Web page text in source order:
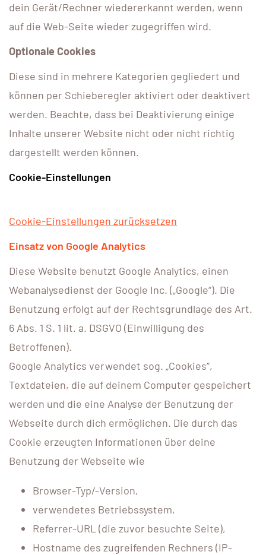
dein Gerät/Rechner wiedererkannt werden, wenn
auf die Web-Seite wieder zugegriffen wird.
Optionale Cookies
Diese sind in mehrere Kategorien gegliedert und
können per Schieberegler aktiviert oder deaktivert
werden. Beachte, dass bei Deaktivierung einige
Inhalte unserer Website nicht oder nicht richtig
dargestellt werden können.
Cookie-Einstellungen
Cookie-Einstellungen zurücksetzen
Einsatz von Google Analytics
Diese Website benutzt Google Analytics, einen
Webanalysedienst der Google Inc. („Google“). Die
Benutzung erfolgt auf der Rechtsgrundlage des Art.
6 Abs. 1 S. 1 lit. a. DSGVO (Einwilligung des
Betroffenen).
Google Analytics verwendet sog. „Cookies“,
Textdateien, die auf deinem Computer gespeichert
werden und die eine Analyse der Benutzung der
Webseite durch dich ermöglichen. Die durch das
Cookie erzeugten Informationen über deine
Benutzung der Webseite wie
Browser-Typ/-Version,
verwendetes Betriebssystem,
Referrer-URL (die zuvor besuchte Seite),
Hostname des zugreifenden Rechners (IP-